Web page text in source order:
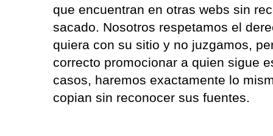
que encuentran en otras webs sin
sacado. Nosotros respetamos el
quiera con su sitio y no juzgamos,
correcto promocionar a quien sigue
casos, haremos exactamente lo
copian sin reconocer sus fuentes.